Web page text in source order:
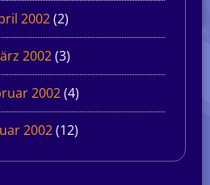
2002(2)
2002(3)
2002(4)
2002(12)